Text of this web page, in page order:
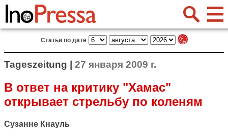
Статьи по дате
Tageszeitung | 27 января 2009 г.
В ответ на критику "Хамас"
открывает стрельбу по коленям
Сузанне Кнауль